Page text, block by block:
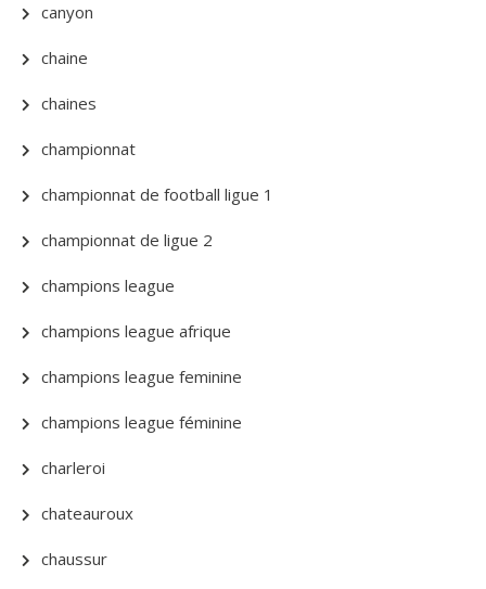
canyon
chaine
chaines
championnat
championnat de football ligue 1
championnat de ligue 2
champions league
champions league afrique
champions league feminine
champions league féminine
charleroi
chateauroux
chaussur